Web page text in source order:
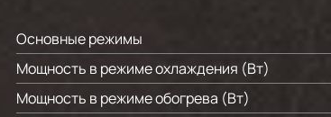
Основные режимы
Мощность в режиме охлаждения (Вт)
Мощность в режиме обогрева (Вт)